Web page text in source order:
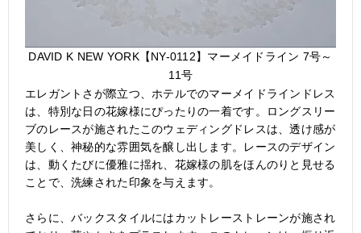
DAVID K NEW YORK【NY-0112】マーメイドライン 7号～
11号
エレガントさが際立つ、ホテルでのマーメイドラインドレス
は、特別な日の花嫁様にぴったりの一着です。ロングスリー
ブのレースが施されたこのウェディングドレスは、透け感が
美しく、神秘的な雰囲気を醸し出します。レースのデザイン
は、動くたびに優雅に揺れ、花嫁様の肌をほんのりと見せる
ことで、洗練された印象を与えます。
さらに、バックスタイルにはカットレーストレーンが施され